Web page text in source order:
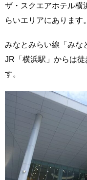
ザ・スクエアホテル横
らいエリアにあります。
みなとみらい線「みな
JR「横浜駅」からは
す。